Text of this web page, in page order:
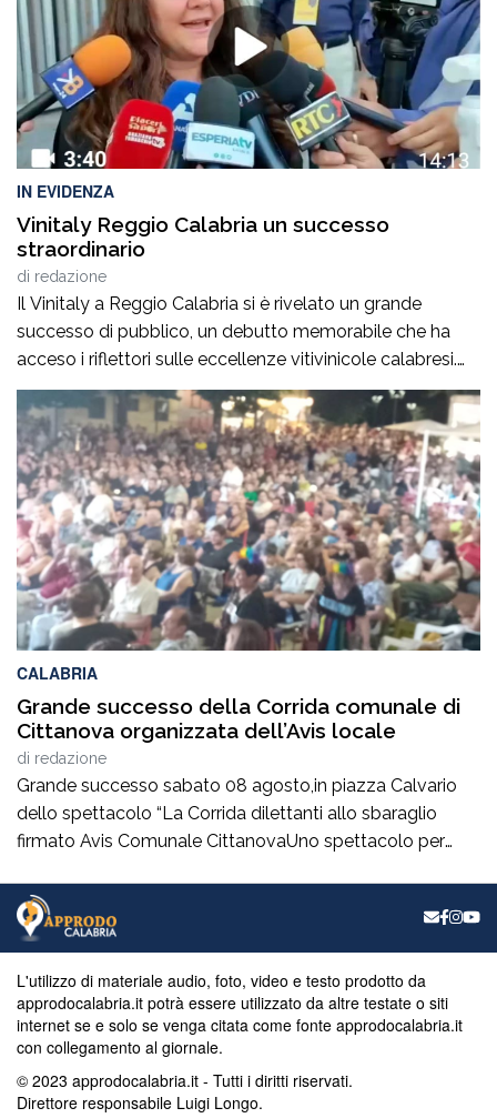
IN EVIDENZA
Vinitaly Reggio Calabria un successo
straordinario
di redazione
Il Vinitaly a Reggio Calabria si è rivelato un grande
successo di pubblico, un debutto memorabile che ha
acceso i riflettori sulle eccellenze vitivinicole calabresi.
Oltre 500 le aziende presenti. «Abbiamo riacceso i
motori della nostra terra», ha commentato il
governatore della Calabria, Roberto Occhiuto,
sottolineando come la kermesse rappresenti
un’occasione imperdibile per valorizzare identità, […]
CALABRIA
Grande successo della Corrida comunale di
Cittanova organizzata dell’Avis locale
di redazione
Grande successo sabato 08 agosto,in piazza Calvario
dello spettacolo “La Corrida dilettanti allo sbaraglio
firmato Avis Comunale CittanovaUno spettacolo per
condotto da Simona Caruso e Franco Macrì.La
presidente ha sottolineato che tutti i donatori sono la
Luce che illumina il buio di molti. Se ci sono i donatori, la
[…]
L'utilizzo di materiale audio, foto, video e testo prodotto da
approdocalabria.it potrà essere utilizzato da altre testate o siti
internet se e solo se venga citata come fonte approdocalabria.it
con collegamento al giornale.
© 2023 approdocalabria.it - Tutti i diritti riservati.
Direttore responsabile Luigi Longo.